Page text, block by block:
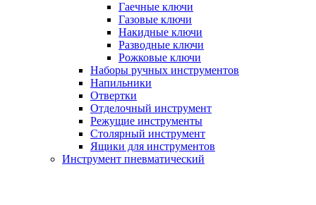
Гаечные ключи
Газовые ключи
Накидные ключи
Разводные ключи
Рожковые ключи
Наборы ручных инструментов
Напильники
Отвертки
Отделочный инструмент
Режущие инструменты
Столярный инструмент
Ящики для инструментов
Инструмент пневматический